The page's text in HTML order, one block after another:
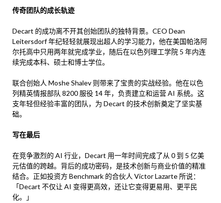
传奇团队的成长轨迹
Decart 的成功离不开其创始团队的独特背景。CEO Dean
Leitersdorf 年纪轻轻就展现出超人的学习能力，他在美国帕洛阿
尔托高中只用两年就完成学业，随后在以色列理工学院 5 年内连
续完成本科、硕士和博士学位。
联合创始人 Moshe Shalev 则带来了宝贵的实战经验。他在以色
列精英情报部队 8200 服役 14 年，负责建立和运营 AI 系统。这
支年轻但经验丰富的团队，为 Decart 的技术创新奠定了坚实基
础。
写在最后
在竞争激烈的 AI 行业，Decart 用一年时间完成了从 0 到 5 亿美
元估值的跨越。背后的成功密码，是技术创新与商业价值的精准
结合。正如投资方 Benchmark 的合伙人 Victor Lazarte 所说：
「Decart 不仅让 AI 变得更高效，还让它变得更易用、更平民
化。」